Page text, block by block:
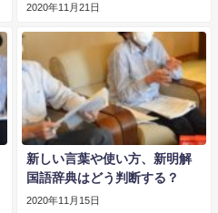
2020年11月21日
新しい言葉や使い方、新明解
国語辞典はどう判断する？
2020年11月15日